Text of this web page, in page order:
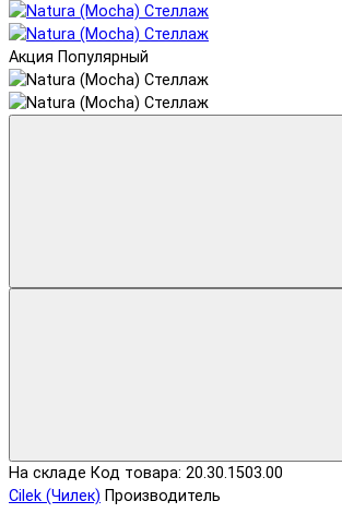
Акция Популярный
На складе Код товара: 20.30.1503.00
Cilek (Чилек) Производитель